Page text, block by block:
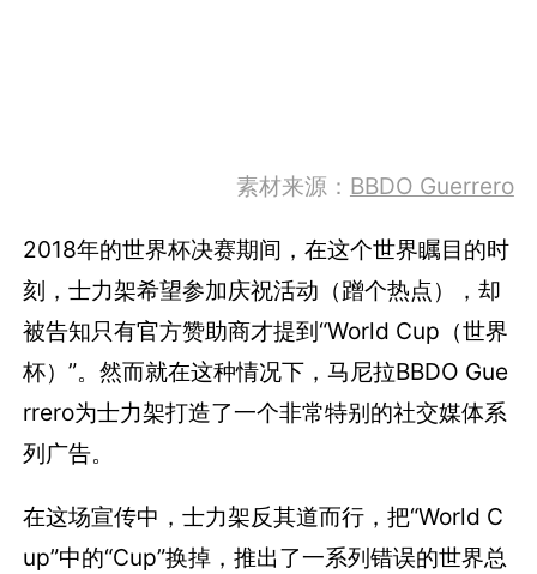
素材来源： BBDO Guerrero
2018年的世界杯决赛期间，在这个世界瞩目的时
刻，士力架希望参加庆祝活动（蹭个热点），却
被告知只有官方赞助商才提到“World Cup（世界
杯）”。然而就在这种情况下，马尼拉BBDO Gue
rrero为士力架打造了一个非常特别的社交媒体系
列广告。
在这场宣传中，士力架反其道而行，把“World C
up”中的“Cup”换掉，推出了一系列错误的世界总